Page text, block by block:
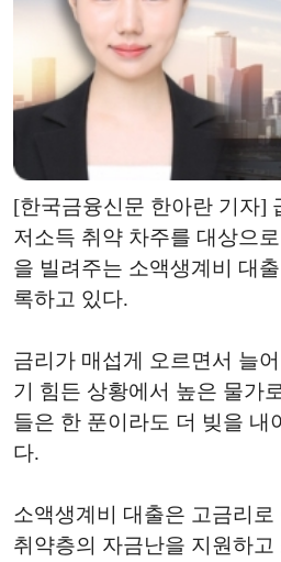
[한국금융신문 한아란 기자]
저소득 취약 차주를 대상으
을 빌려주는 소액생계비 대
록하고 있다.
금리가 매섭게 오르면서 늘
기 힘든 상황에서 높은 물가
들은 한 푼이라도 더 빚을 내
다.
소액생계비 대출은 고금리
취약층의 자금난을 지원하